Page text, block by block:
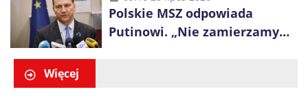
Polskie MSZ odpowiada
Putinowi. „Nie zamierzamy
Więcej